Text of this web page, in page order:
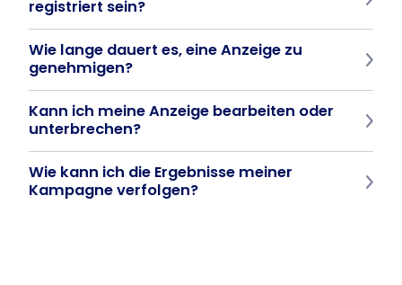
registriert sein?
Manager an, wo Sie ein Geschäftskonto erstellen und Ihre
Kampagnen selbständig verwalten können.
Wie lange dauert es, eine Anzeige zu
genehmigen?
Regel innerhalb von 24 Stunden genehmigt.
Kann ich meine Anzeige bearbeiten oder
unterbrechen?
bearbeiten, pausieren oder neu starten - so haben Sie die volle
Kontrolle über Ihr Budget.
Wie kann ich die Ergebnisse meiner
Kampagne verfolgen?